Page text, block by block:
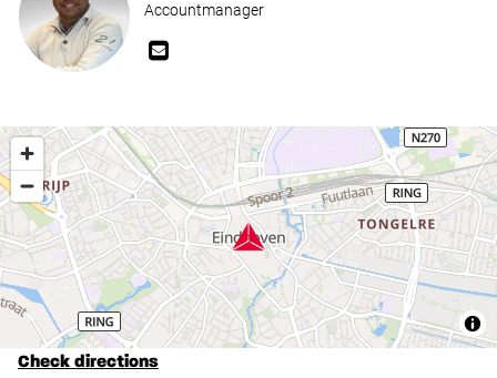
Accountmanager
Check directions